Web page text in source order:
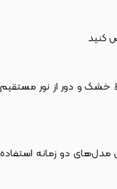
کنید
خشک و دور از نور مستقیم
مدل‌های دو زمانه استفاده